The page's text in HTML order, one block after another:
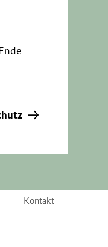
Kontakt